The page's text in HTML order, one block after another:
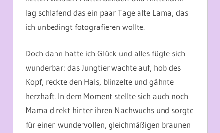
lag schlafend das ein paar Tage alte Lama, das
ich unbedingt fotografieren wollte.
Doch dann hatte ich Glück und alles fügte sich
wunderbar: das Jungtier wachte auf, hob des
Kopf, reckte den Hals, blinzelte und gähnte
herzhaft. In dem Moment stellte sich auch noch
Mama direkt hinter ihren Nachwuchs und sorgte
für einen wundervollen, gleichmäßigen braunen